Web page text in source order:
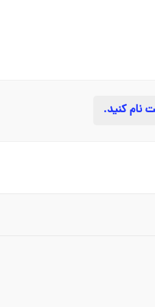
نام کنید.